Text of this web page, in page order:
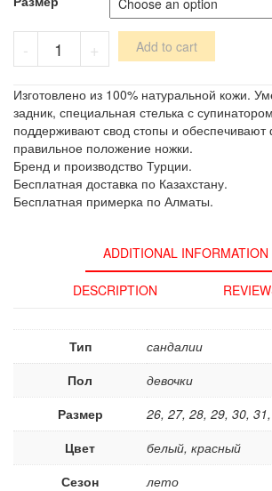
-
01
quantity
+ Add to cart
Изготовлено из 100% натуральной кожи.
задник, специальная стелька с
поддерживают свод стопы и обеспечивают
правильное положение ножки.
Бренд и производство Турции.
Бесплатная доставка по Казахстану.
Бесплатная примерка по Алматы.
ADDITIONAL INFORMATION
DESCRIPTION
Тип
сандалии
Пол
девочки
Размер
26, 27, 28, 29, 30,
Цвет
белый, красный
Сезон
лето